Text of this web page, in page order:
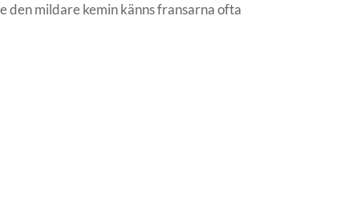
den mildare kemin känns fransarna ofta